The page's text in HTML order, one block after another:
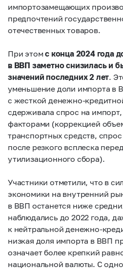
импортозамещающих
предпочтений
отечественных товаров.
При этом с конца 2024 года
в ВВП заметно снизилась и
значений последних 2 лет.
уменьшение доли импорта в
с жесткой денежно-
сдерживала спрос на
факторами (коррекцией
транспортных средств,
после резкого всплеска
утилизационного сбора).
Участники отметили, что в
экономики на внутренний
в ВВП останется ниже
наблюдались до 2022 года,
к нейтральной денежно-
низкая доля импорта в ВВП
означает более крепкий
национальной валюты. С